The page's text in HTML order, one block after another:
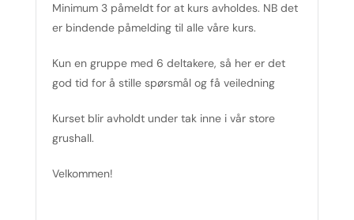
Minimum 3 påmeldt for at kurs avholdes. NB det
er bindende påmelding til alle våre kurs.
Kun en gruppe med 6 deltakere, så her er det
god tid for å stille spørsmål og få veiledning
Kurset blir avholdt under tak inne i vår store
grushall.
Velkommen!